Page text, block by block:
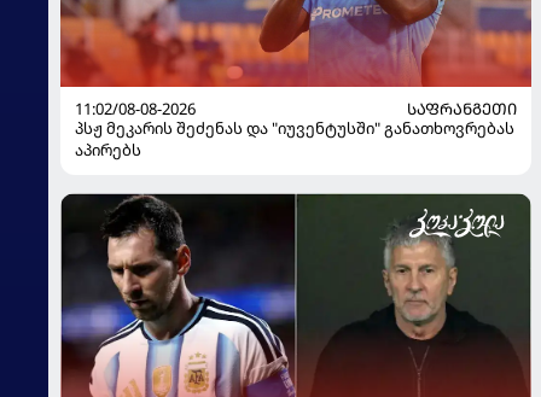
11:02/08-08-2026
ᲡᲐᲤᲠᲐᲜᲒᲔᲗᲘ
პსჟ მეკარის შეძენას და "იუვენტუსში" განათხოვრებას
აპირებს